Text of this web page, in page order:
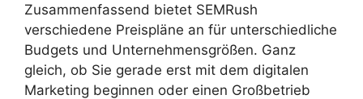
Zusammenfassend bietet SEMRush
verschiedene Preispläne an für unterschiedliche
Budgets und Unternehmensgrößen. Ganz
gleich, ob Sie gerade erst mit dem digitalen
Marketing beginnen oder einen Großbetrieb